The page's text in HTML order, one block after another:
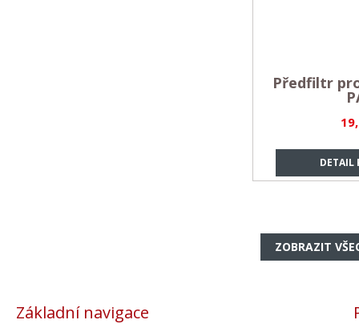
DETAIL
Předfiltr pro
ZOBRAZIT
Základní navigace